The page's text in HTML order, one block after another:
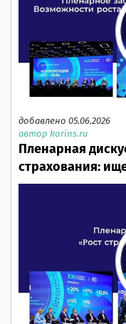
добавлено 05.06.2026
автор korins.ru
Пленарная
страхования: